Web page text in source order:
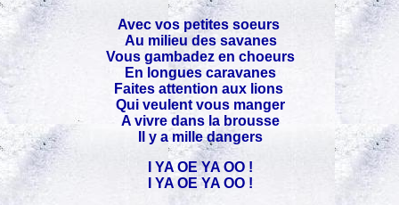
Avec vos petites soeurs
Au milieu des savanes
Vous gambadez en choeurs
En longues caravanes
Faites attention aux lions
Qui veulent vous manger
A vivre dans la brousse
Il y a mille dangers
I YA OE YA OO !
I YA OE YA OO !